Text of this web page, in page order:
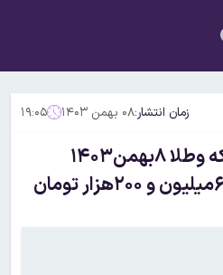
زمان انتشار:۰۸ بهمن ۱۴۰۳ ۱۹:۰۵
آخرین قیمت انواع سکه وطلا ۸بهمن۱۴۰۳
+جدول قیمت/سکه ۶۱میلیون و ۲۰۰هزار تومان